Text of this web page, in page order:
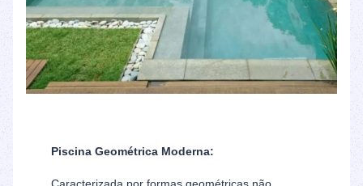
Piscina Geométrica Moderna:
Caracterizada por formas geométricas não